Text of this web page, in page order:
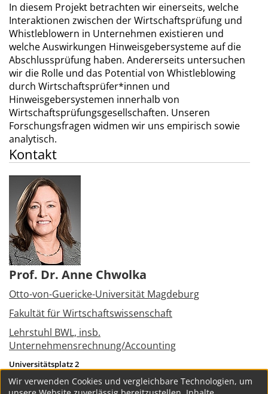
In diesem Projekt betrachten wir einerseits, welche
Interaktionen zwischen der Wirtschaftsprüfung und
Whistleblowern in Unternehmen existieren und
welche Auswirkungen Hinweisgebersysteme auf die
Abschlussprüfung haben. Andererseits untersuchen
wir die Rolle und das Potential von Whistleblowing
durch Wirtschaftsprüfer*innen und
Hinweisgebersystemen innerhalb von
Wirtschaftsprüfungsgesellschaften. Unseren
Forschungsfragen widmen wir uns empirisch sowie
analytisch.
Kontakt
Prof. Dr. Anne Chwolka
Otto-von-Guericke-Universität Magdeburg
Fakultät für Wirtschaftswissenschaft
Lehrstuhl BWL, insb.
Unternehmensrechnung/Accounting
Universitätsplatz 2
39106
Magdeburg
Tel.:
+49 391 6758494
Wir verwenden Cookies und vergleichbare Technologien, um